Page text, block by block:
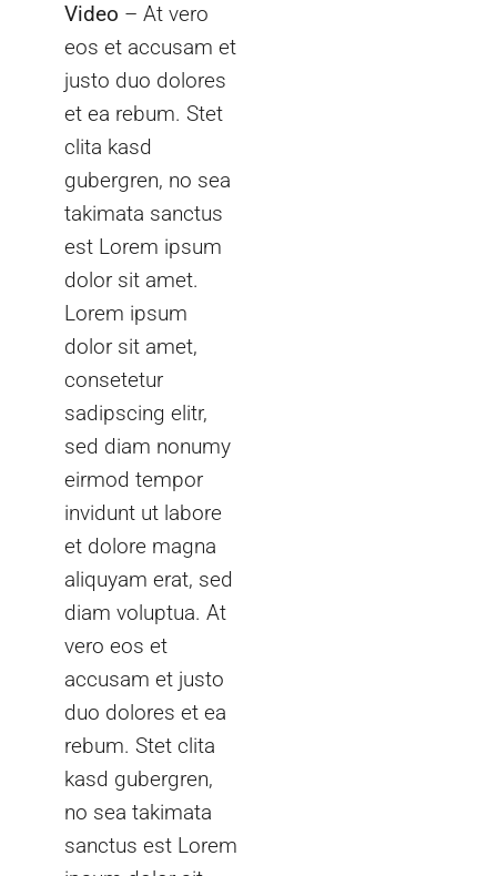
Video – At vero
eos et accusam et
justo duo dolores
et ea rebum. Stet
clita kasd
gubergren, no sea
takimata sanctus
est Lorem ipsum
dolor sit amet.
Lorem ipsum
dolor sit amet,
consetetur
sadipscing elitr,
sed diam nonumy
eirmod tempor
invidunt ut labore
et dolore magna
aliquyam erat, sed
diam voluptua. At
vero eos et
accusam et justo
duo dolores et ea
rebum. Stet clita
kasd gubergren,
no sea takimata
sanctus est Lorem